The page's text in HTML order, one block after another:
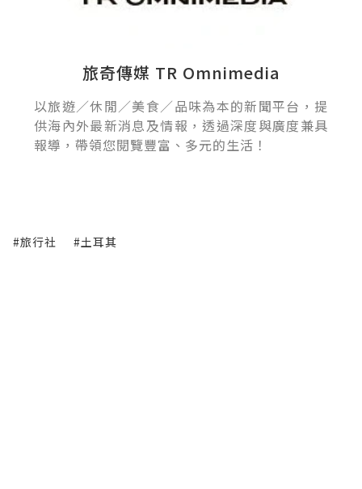
旅奇傳媒 TR Omnimedia
以旅遊／休閒／美食／品味為本的新聞平台，提
供海內外最新消息及情報，透過深度與廣度兼具
報導，帶領您閱覽豐富、多元的生活！
#旅行社 #土耳其